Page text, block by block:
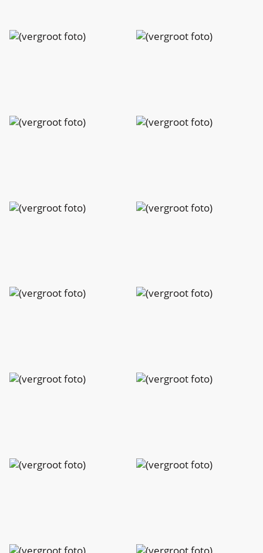
Charlotte
Peeters
Charlotte
Peeters
Charlotte
Peeters
Charlotte
Peeters
Charlotte
Peeters
Charlotte
Peeters
Charlotte
Charlotte
Charlotte
Charlotte
Charlotte
Charlotte
Charlotte Charlotte